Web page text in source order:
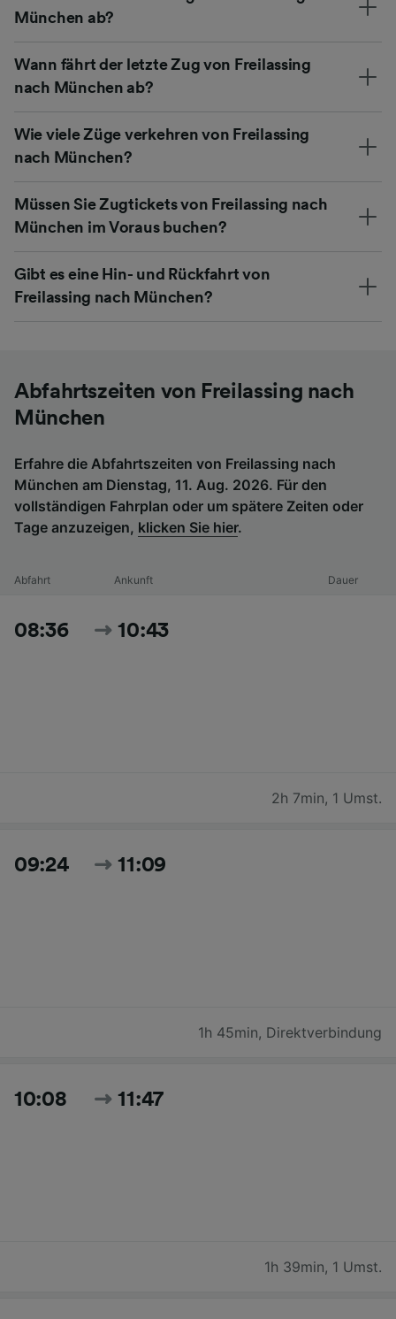
München ab?
Wann fährt der letzte Zug von Freilassing
nach München ab?
Wie viele Züge verkehren von Freilassing
nach München?
Müssen Sie Zugtickets von Freilassing nach
München im Voraus buchen?
Gibt es eine Hin- und Rückfahrt von
Freilassing nach München?
Abfahrtszeiten von Freilassing nach
München
Erfahre die Abfahrtszeiten von Freilassing nach
München am Dienstag, 11. Aug. 2026. Für den
vollständigen Fahrplan oder um spätere Zeiten oder
Tage anzuzeigen, klicken Sie hier.
Abfahrt Ankunft Dauer
08:36 10:43
2h 7min, 1 Umst.
09:24 11:09
1h 45min, Direktverbindung
10:08 11:47
1h 39min, 1 Umst.